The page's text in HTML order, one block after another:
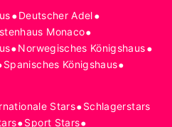
•Deutscher Adel•
Monaco•
•Norwegisches Königshaus•
Spanisches Königshaus•
Stars•Schlagerstars
•Sport Stars•